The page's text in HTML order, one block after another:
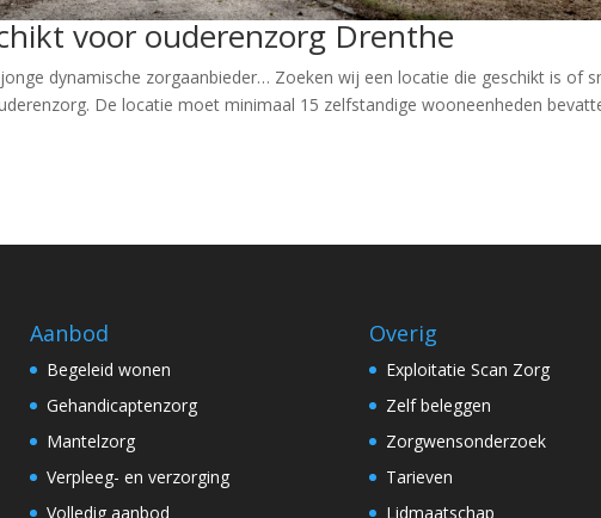
voor ouderenzorg Drenthe
dynamische zorgaanbieder… Zoeken wij een locatie die geschikt is of
De locatie moet minimaal 15 zelfstandige wooneenheden
Aanbod
Begeleid wonen
Gehandicaptenzorg
Mantelzorg
Verpleeg- en verzorging
Volledig aanbod
Overig
Exploitatie Scan Zorg
Zelf beleggen
Zorgwensonderzoek
Tarieven
Lidmaatschap